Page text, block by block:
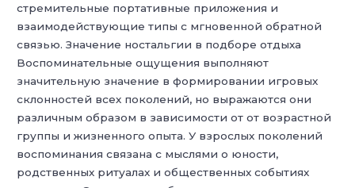
стремительные портативные приложения и
взаимодействующие типы с мгновенной обратной
связью. Значение ностальгии в подборе отдыха
Воспоминательные ощущения выполняют
значительную значение в формировании игровых
склонностей всех поколений, но выражаются они
различным образом в зависимости от от возрастной
группы и жизненного опыта. У взрослых поколений
воспоминания связана с мыслями о юности,
родственных ритуалах и общественных событиях